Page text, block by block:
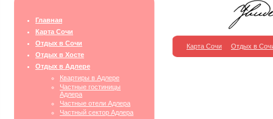
Главная
Карта Сочи
Отдых в Сочи
Отдых в Хосте
Отдых в Адлере
Квартиры в Адлере
Частные гостиницы
Адлера
Частные отели Адлера
Частный сектор Адлера
Карта Сочи Отдых в